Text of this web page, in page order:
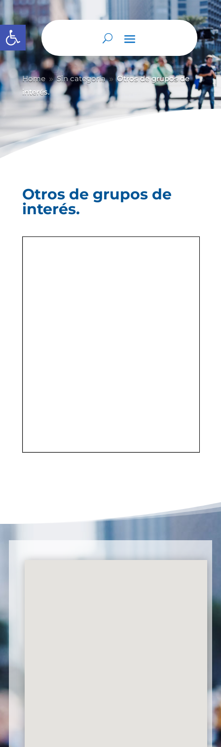
Abrir barra de herramientas
Home 9 Sin categoría 9 Otros de grupos de
interés.
Otros de grupos de
interés.